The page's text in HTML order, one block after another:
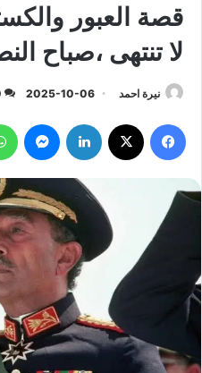
قصة العبور
لا تنتهى ،صباح
نيرة احمد 2025-10-06